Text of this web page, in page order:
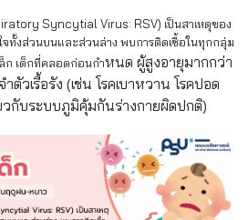
Syncytial Virus: RSV) เป็นสาเหตุของ
จทั้งส่วนบนและส่วนล่าง พบการติดเชื้อในทุกกลุ่ม
ก เด็กที่คลอดก่อนกำหนด ผู้สูงอายุมากกว่า
วเรื้อรัง (เช่น โรคเบาหวาน โรคปอด
กับระบบภูมิคุ้มกันร่างกายผิดปกติ)